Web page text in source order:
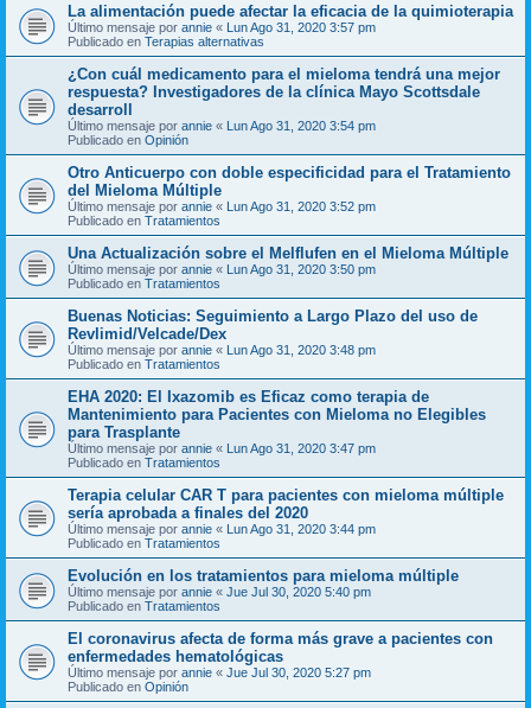
La alimentación puede afectar la eficacia de la quimioterapia
Último mensaje por annie « Lun Ago 31, 2020 3:57 pm
Publicado en Terapias alternativas
¿Con cuál medicamento para el mieloma tendrá una mejor
respuesta? Investigadores de la clínica Mayo Scottsdale
desarroll
Último mensaje por annie « Lun Ago 31, 2020 3:54 pm
Publicado en Opinión
Otro Anticuerpo con doble especificidad para el Tratamiento
del Mieloma Múltiple
Último mensaje por annie « Lun Ago 31, 2020 3:52 pm
Publicado en Tratamientos
Una Actualización sobre el Melflufen en el Mieloma Múltiple
Último mensaje por annie « Lun Ago 31, 2020 3:50 pm
Publicado en Tratamientos
Buenas Noticias: Seguimiento a Largo Plazo del uso de
Revlimid/Velcade/Dex
Último mensaje por annie « Lun Ago 31, 2020 3:48 pm
Publicado en Tratamientos
EHA 2020: El Ixazomib es Eficaz como terapia de
Mantenimiento para Pacientes con Mieloma no Elegibles
para Trasplante
Último mensaje por annie « Lun Ago 31, 2020 3:47 pm
Publicado en Tratamientos
Terapia celular CAR T para pacientes con mieloma múltiple
sería aprobada a finales del 2020
Último mensaje por annie « Lun Ago 31, 2020 3:44 pm
Publicado en Tratamientos
Evolución en los tratamientos para mieloma múltiple
Último mensaje por annie « Jue Jul 30, 2020 5:40 pm
Publicado en Tratamientos
El coronavirus afecta de forma más grave a pacientes con
enfermedades hematológicas
Último mensaje por annie « Jue Jul 30, 2020 5:27 pm
Publicado en Opinión